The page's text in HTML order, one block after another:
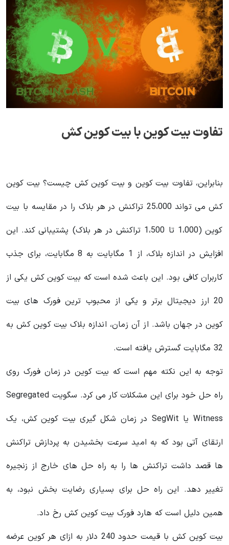
تفاوت بیت کوین با بیت کوین کش
بنابراین، تفاوت بیت کوین و بیت کوین کش چیست؟ بیت کوین
کش می تواند 25،000 تراکنش در هر بلاک را در مقایسه با بیت
کوین (1،000 تا 1،500 تراکنش در هر بلاک) پشتیبانی کند. این
افزایش در اندازه بلاک، از 1 مگابایت به 8 مگابایت، برای جذب
کاربران کافی بود. این باعث شده است که بیت کوین کش یکی از
20 ارز دیجیتال برتر و یکی از محبوب ترین فورک های بیت
کوین در جهان باشد. از آن زمان، اندازه بلاک بیت کوین کش به
32 مگابایت گسترش یافته است.
توجه به این نکته مهم است که بیت کوین در زمان فورک روی
راه حل خود برای این مشکلات کار می کرد. سگویت Segregated
Witness یا SegWit در زمان شکل گیری بیت کوین کش، یک
ارتقای آتی بود که به امید سرعت بخشیدن به پردازش تراکنش
ها قصد داشت تراکنش ها را به راه حل های خارج از زنجیره
تغییر دهد. این راه حل برای بسیاری رضایت بخش نبود، به
همین دلیل است که هارد فورک بیت کوین کش رخ داد.
بیت کوین کش با قیمت حدود 240 دلار به ازای هر کوین عرضه